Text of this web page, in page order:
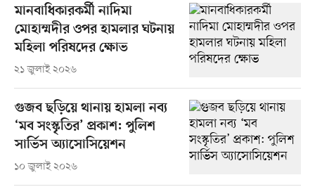
মানবাধিকারকর্মী নাদিমা
মোহাম্মদীর ওপর হামলার ঘটনায়
মহিলা পরিষদের ক্ষোভ
২১ জুলাই ২০২৬
গুজব ছড়িয়ে থানায় হামলা নব্য
‘মব সংস্কৃতির’ প্রকাশ: পুলিশ
সার্ভিস অ্যাসোসিয়েশন
১০ জুলাই ২০২৬